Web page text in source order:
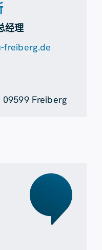
经理
freiberg.de
Freiberg